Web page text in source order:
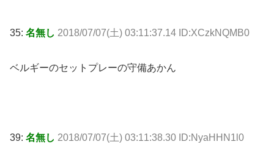
35: 名無し 2018/07/07(土) 03:11:37.14 ID:XCzkNQMB0
ベルギーのセットプレーの守備あかん
39: 名無し 2018/07/07(土) 03:11:38.30 ID:NyaHHN1l0